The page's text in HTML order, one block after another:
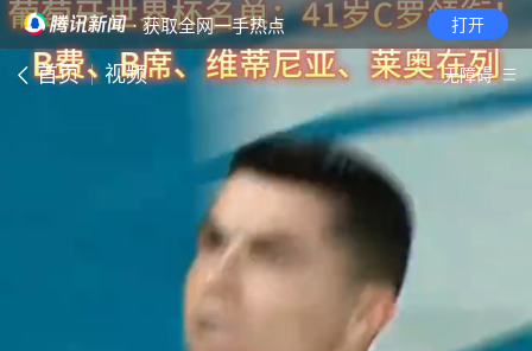
· 获取全网一手热点 打开
首页 视频 无障碍